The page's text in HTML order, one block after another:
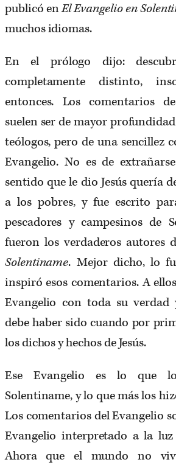
publicó enEl Evangelio en
muchos idiomas.
En el prólogo dijo:
completamente distinto,
entonces. Los comentarios
suelen ser de mayor
teólogos, pero de una sencillez
Evangelio. No es de
sentido que le dio Jesús quería
a los pobres, y fue escrito
pescadores y campesinos de
fueron los verdaderos autores
Solentiname. Mejor dicho, lo
inspiró esos comentarios. A
Evangelio con toda su verdad
debe haber sido cuando por
los dichos y hechos de Jesús.
Ese Evangelio es lo que
Solentiname, y lo que más los
Los comentarios del Evangelio
Evangelio interpretado a la
Ahora que el mundo no